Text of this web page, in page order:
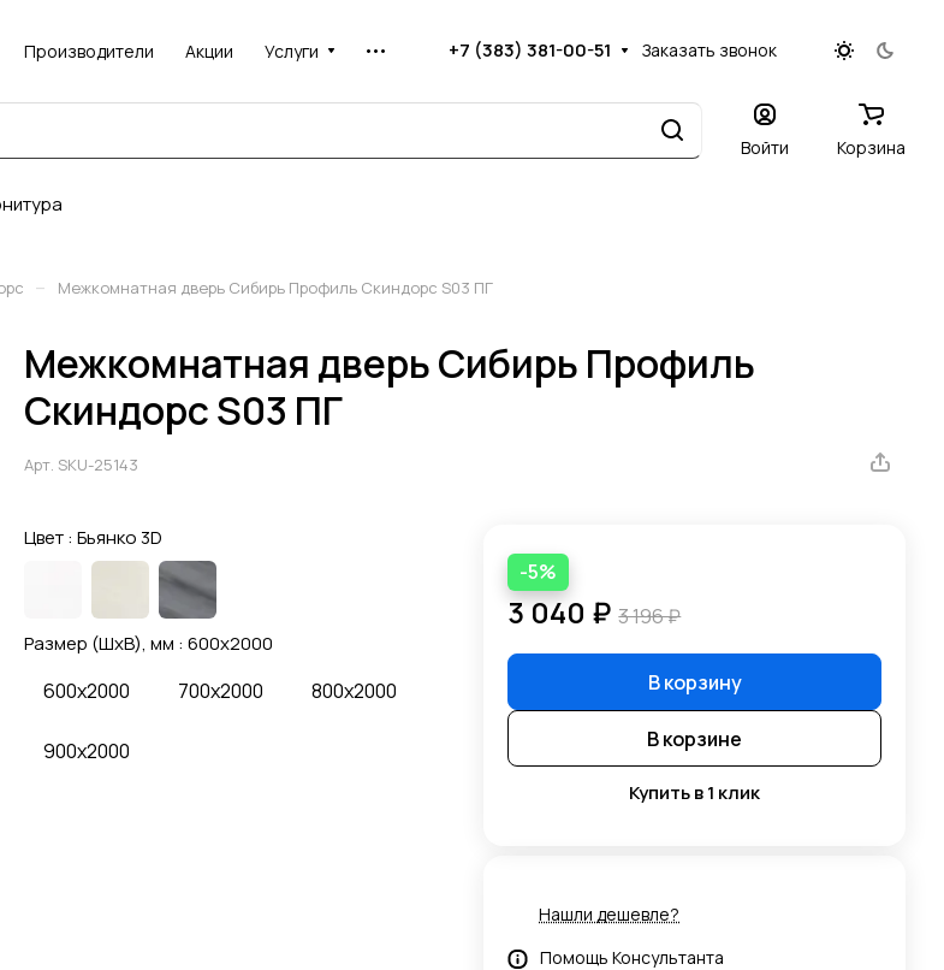
Производители Акции Услуги +7 (383) 381-00-51 Заказать звонок
Войти Корзина
– Межкомнатная дверь Сибирь Профиль Скиндорс S03 ПГ
Межкомнатная дверь Сибирь Профиль
Скиндорс S03 ПГ
Арт. SKU-25143
Цвет : Бьянко 3D
Размер (ШхВ), мм : 600x2000
600x2000 700x2000 800x2000
900x2000
-5%
3 040 ₽ 3 196 ₽
В корзину
В корзине
Купить в 1 клик
Нашли дешевле?
Помощь Консультанта